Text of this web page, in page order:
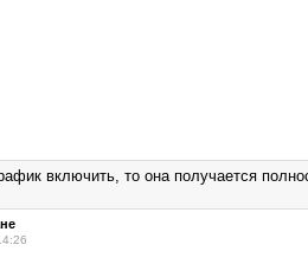
включить, то она получается